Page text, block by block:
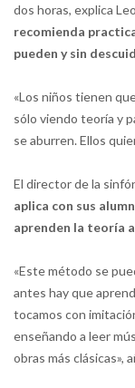
dos horas, explica
recomienda
pueden y sin
«Los niños tienen
sólo viendo teoría y
se aburren. Ellos
El director de la
aplica con sus
aprenden la teoría
«Este método se
antes hay que
tocamos con
enseñando a leer
obras más clásicas»,